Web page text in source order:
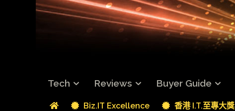
Tech Reviews Buyer Guide
Biz.IT Excellence 香港 I.T.至專大獎